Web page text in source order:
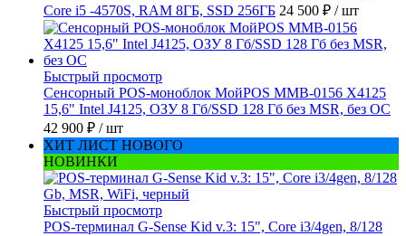
Core i5 -4570S, RAM 8ГБ, SSD 256ГБ 24 500 ₽ / шт
Быстрый просмотр
Сенсорный POS-моноблок МойPOS MMB-0156 X4125
15,6" Intel J4125, ОЗУ 8 Гб/SSD 128 Гб без MSR, без ОС
42 900 ₽ / шт
ХИТ ЛИСТ НОВОГО
НОВИНКИ
Быстрый просмотр
POS-терминал G-Sense Kid v.3: 15", Core i3/4gen, 8/128